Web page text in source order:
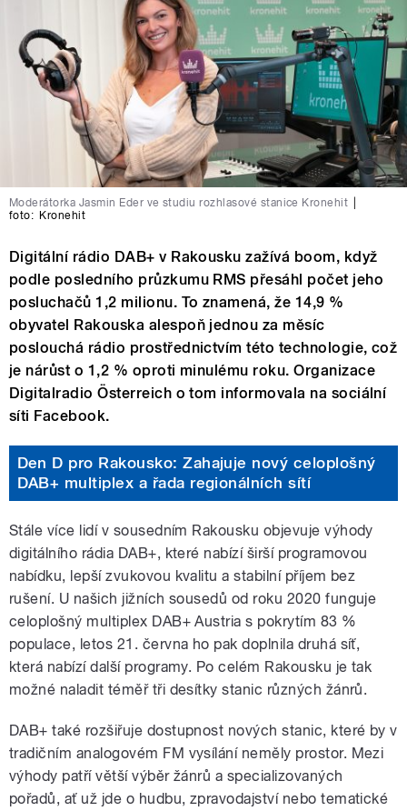
Moderátorka Jasmin Eder ve studiu rozhlasové stanice Kronehit
foto: Kronehit
Digitální rádio DAB+ v Rakousku zažívá boom, když
podle posledního průzkumu RMS přesáhl počet jeho
posluchačů 1,2 milionu. To znamená, že 14,9 %
obyvatel Rakouska alespoň jednou za měsíc
poslouchá rádio prostřednictvím této technologie, což
je nárůst o 1,2 % oproti minulému roku. Organizace
Digitalradio Österreich o tom informovala na sociální
síti Facebook.
Den D pro Rakousko: Zahajuje nový celoplošný
DAB+ multiplex a řada regionálních sítí
Stále více lidí v sousedním Rakousku objevuje výhody
digitálního rádia DAB+, které nabízí širší programovou
nabídku, lepší zvukovou kvalitu a stabilní příjem bez
rušení. U našich jižních sousedů od roku 2020 funguje
celoplošný multiplex DAB+ Austria s pokrytím 83 %
populace, letos 21. června ho pak doplnila druhá síť,
která nabízí další programy. Po celém Rakousku je tak
možné naladit téměř tři desítky stanic různých žánrů.
DAB+ také rozšiřuje dostupnost nových stanic, které by v
tradičním analogovém FM vysílání neměly prostor. Mezi
výhody patří větší výběr žánrů a specializovaných
pořadů, ať už jde o hudbu, zpravodajství nebo tematické